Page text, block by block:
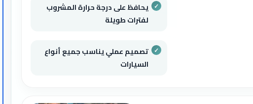
يحافظ على درجة حرارة المشروب
لفترات طويلة
تصميم عملي يناسب جميع أنواع
السيارات